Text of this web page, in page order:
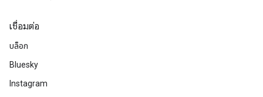
เชื่อมต่อ
บล็อก
Bluesky
Instagram